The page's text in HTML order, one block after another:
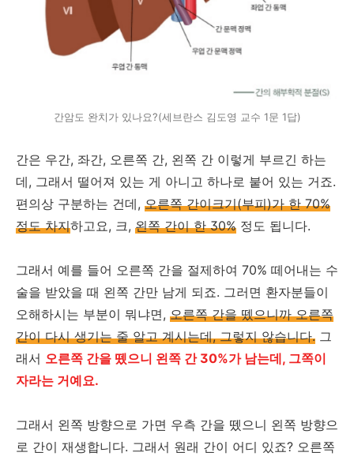
간암도 완치가 있나요?(세브란스 김도영 교수 1문 1답)
간은 우간, 좌간, 오른쪽 간, 왼쪽 간 이렇게 부르긴 하는
데, 그래서 떨어져 있는 게 아니고 하나로 붙어 있는 거죠.
편의상 구분하는 건데, 오른쪽 간이크기(부피)가 한 70%
정도 차지하고요, 크, 왼쪽 간이 한 30% 정도 됩니다.
그래서 예를 들어 오른쪽 간을 절제하여 70% 떼어내는 수
술을 받았을 때 왼쪽 간만 남게 되죠. 그러면 환자분들이
오해하시는 부분이 뭐냐면, 오른쪽 간을 뗐으니까 오른쪽
간이 다시 생기는 줄 알고 계시는데, 그렇지 않습니다. 그
래서 오른쪽 간을 뗐으니 왼쪽 간 30%가 남는데, 그쪽이
자라는 거예요.
그래서 왼쪽 방향으로 가면 우측 간을 뗐으니 왼쪽 방향으
로 간이 재생합니다. 그래서 원래 간이 어디 있죠? 오른쪽